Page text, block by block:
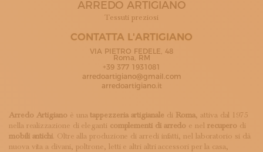
ISCRIVITI ALLA NEWSLETTER
LOGIN
ARREDO ARTIGIANO
Tessuti preziosi
CONTATTA L'ARTIGIANO
VIA PIETRO FEDELE, 48
Roma, RM
+39 377 1931081
arredoartigiano@gmail.com
arredoartigiano.it
Arredo Artigiano è una tappezzeria artigianale di Roma, attiva dal 1975
nella realizzazione di eleganti complementi di arredo e nel recupero di
mobili antichi. Oltre alla produzione di arredi infatti, nel laboratorio si dà
nuova vita a divani, poltrone, letti e altri altri accessori per la casa,